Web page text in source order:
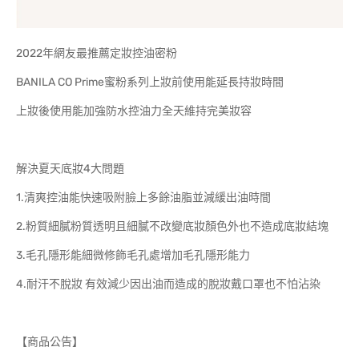
2022年網友最推薦定妝控油密粉
BANILA CO Prime蜜粉系列上妝前使用能延長持妝時間
上妝後使用能加強防水控油力全天維持完美妝容
解決夏天底妝4大問題
1.清爽控油能快速吸附臉上多餘油脂並減緩出油時間
2.粉質細膩粉質透明且細膩不改變底妝顏色外也不造成底妝結塊
3.毛孔隱形能細微修飾毛孔處增加毛孔隱形能力
4.耐汗不脫妝 有效減少因出油而造成的脫妝戴口罩也不怕沾染
【商品公告】